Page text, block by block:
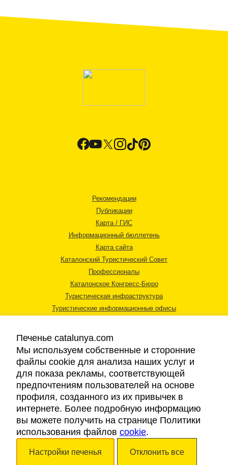
Рекомендации
Публикации
Карта / ГИС
Информационный бюллетень
Карта сайта
Каталонский Туристический Совет
Профессионалы
Каталонское Конгресс-Бюро
Туристическая инфраструктура
Туристические информационные офисы
Правовая информация
Cookies
Доступность
Авторские права © 2026. Каталонский Туристический Совет. Все права
Печенье catalunya.com
Мы используем собственные и сторонние
файлы cookie для анализа наших услуг и
для показа рекламы, соответствующей
предпочтениям пользователей на основе
профиля, созданного из их привычек в
интернете. Более подробную информацию
вы можете получить на странице Политики
использования файлов cookie.
Настройки печенья Отклонить все